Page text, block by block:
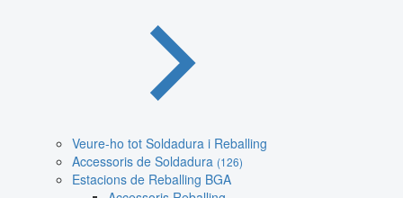
Veure-ho tot Soldadura i Reballing
Accessoris de Soldadura (126)
Estacions de Reballing BGA